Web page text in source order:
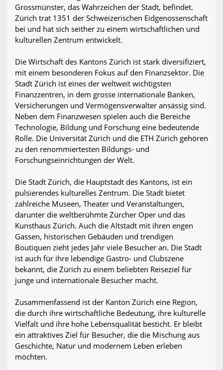
Grossmünster, das Wahrzeichen der Stadt, befindet.
Zürich trat 1351 der Schweizerischen Eidgenossenschaft
bei und hat sich seither zu einem wirtschaftlichen und
kulturellen Zentrum entwickelt.
Die Wirtschaft des Kantons Zürich ist stark diversifiziert,
mit einem besonderen Fokus auf den Finanzsektor. Die
Stadt Zürich ist eines der weltweit wichtigsten
Finanzzentren, in dem grosse internationale Banken,
Versicherungen und Vermögensverwalter ansässig sind.
Neben dem Finanzwesen spielen auch die Bereiche
Technologie, Bildung und Forschung eine bedeutende
Rolle. Die Universität Zürich und die ETH Zürich gehören
zu den renommiertesten Bildungs- und
Forschungseinrichtungen der Welt.
Die Stadt Zürich, die Hauptstadt des Kantons, ist ein
pulsierendes kulturelles Zentrum. Die Stadt bietet
zahlreiche Museen, Theater und Veranstaltungen,
darunter die weltberühmte Zürcher Oper und das
Kunsthaus Zürich. Auch die Altstadt mit ihren engen
Gassen, historischen Gebäuden und trendigen
Boutiquen zieht jedes Jahr viele Besucher an. Die Stadt
ist auch für ihre lebendige Gastro- und Clubszene
bekannt, die Zürich zu einem beliebten Reiseziel für
junge und internationale Besucher macht.
Zusammenfassend ist der Kanton Zürich eine Region,
die durch ihre wirtschaftliche Bedeutung, ihre kulturelle
Vielfalt und ihre hohe Lebensqualität besticht. Er bleibt
ein attraktives Ziel für Besucher, die die Mischung aus
Geschichte, Natur und modernem Leben erleben
möchten.